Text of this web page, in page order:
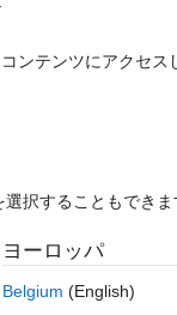
Resistor
ンテンツにアクセ
択することもできま
ヨーロッパ
Belgium (English)